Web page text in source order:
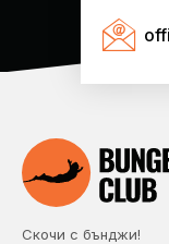
Скочи с бънджи!